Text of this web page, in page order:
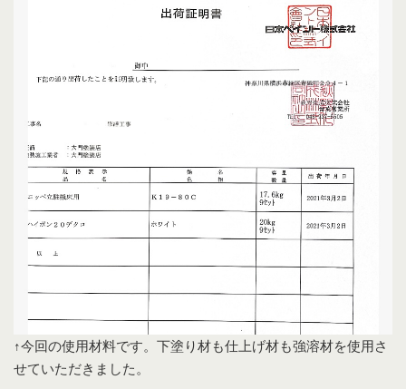
↑今回の使用材料です。下塗り材も仕上げ材も強溶材を使用さ
せていただきました。